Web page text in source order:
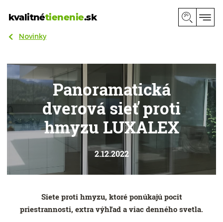
kvalitnétienenie.sk
Novinky
Panoramatická
dverová sieť proti
hmyzu LUXALEX
2.12.2022
Siete proti hmyzu, ktoré ponúkajú pocit
priestrannosti, extra výhľad a viac denného svetla.